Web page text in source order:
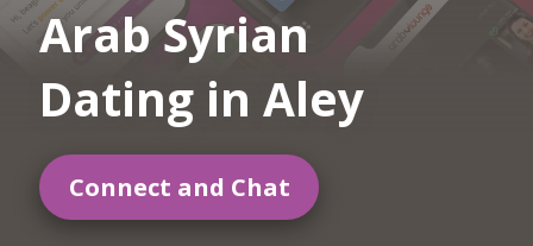
Arab Syrian
Dating in Aley
Connect and Chat